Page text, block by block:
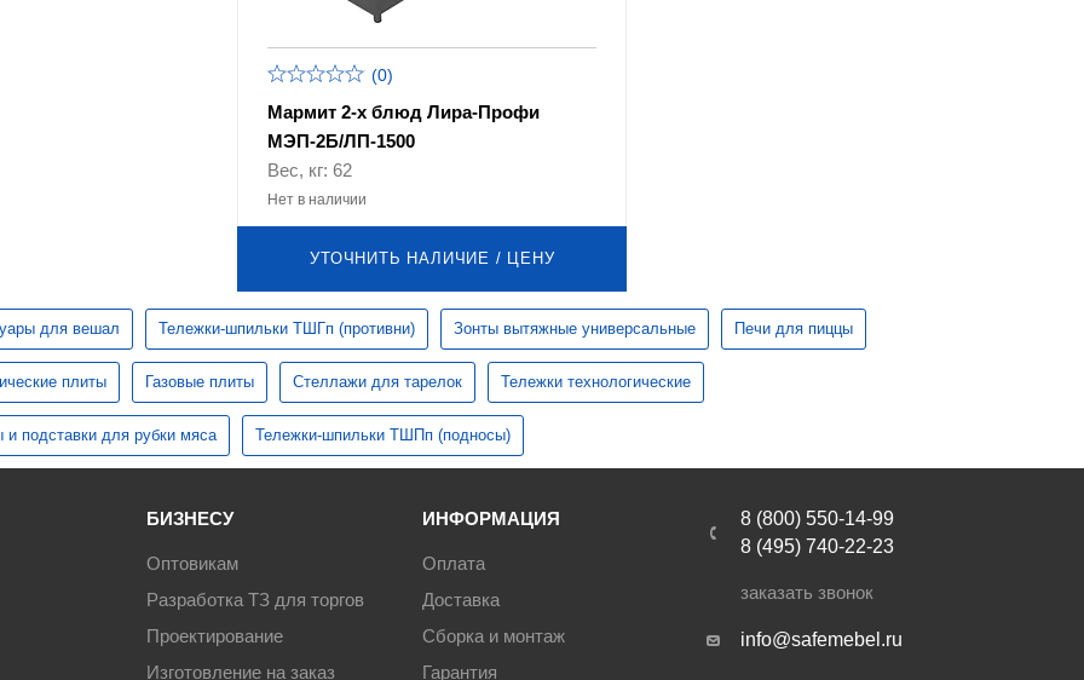
(0)
Мармит 2-х блюд Лира-Профи
МЭП-2Б/ЛП-1500
Вес, кг: 62
Нет в наличии
УТОЧНИТЬ НАЛИЧИЕ / ЦЕНУ
для вешал Тележки-шпильки ТШГп (противни) Зонты вытяжные универсальные Печи для пиццы
плиты Газовые плиты Стеллажи для тарелок Тележки технологические
и подставки для рубки мяса Тележки-шпильки ТШПп (подносы)
БИЗНЕСУ
Оптовикам
Разработка ТЗ для торгов
Проектирование
Изготовление на заказ
ИНФОРМАЦИЯ
Оплата
Доставка
Сборка и монтаж
Гарантия
8 (800) 550-14-99
8 (495) 740-22-23
заказать звонок
info@safemebel.ru